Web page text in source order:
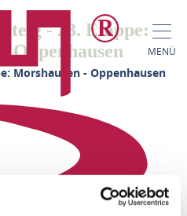
MENÜ
- 23. Etappe:
Oppenhausen
Morshausen - Oppenhausen